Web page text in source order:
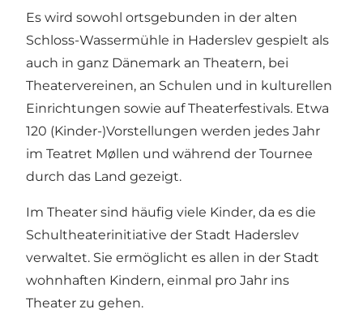
Es wird sowohl ortsgebunden in der alten
Schloss-Wassermühle in Haderslev gespielt als
auch in ganz Dänemark an Theatern, bei
Theatervereinen, an Schulen und in kulturellen
Einrichtungen sowie auf Theaterfestivals. Etwa
120 (Kinder-)Vorstellungen werden jedes Jahr
im Teatret Møllen und während der Tournee
durch das Land gezeigt.
Im Theater sind häufig viele Kinder, da es die
Schultheaterinitiative der Stadt Haderslev
verwaltet. Sie ermöglicht es allen in der Stadt
wohnhaften Kindern, einmal pro Jahr ins
Theater zu gehen.